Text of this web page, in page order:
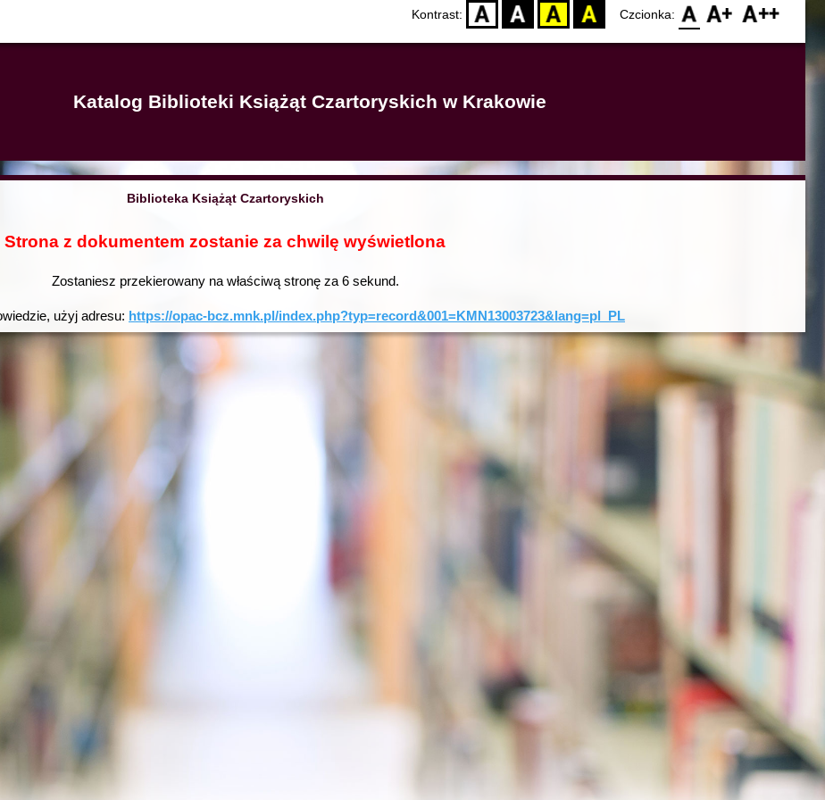
Kontrast: D BW YB BY Czcionka: F0 F1 F2
Katalog Biblioteki Książąt Czartoryskich w Krakowie
Biblioteka Książąt Czartoryskich
Strona z dokumentem zostanie za chwilę wyświetlona
Zostaniesz przekierowany na właściwą stronę za 6sekund.
użyj adresu: https://opac-bcz.mnk.pl/index.php?typ=record&001=KMN13003723&lang=pl_PL